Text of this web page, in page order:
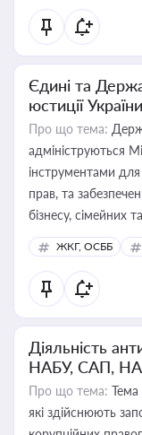
Єдині та
юстиції України
Про що тема:
адмініструються
інструментами для
прав, та
бізнесу, сімейних
ЖКГ, ОСББ
Діяльність
НАБУ, САП,
Про що тема: Тема
які здійснюють